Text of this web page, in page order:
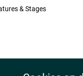
& Stages